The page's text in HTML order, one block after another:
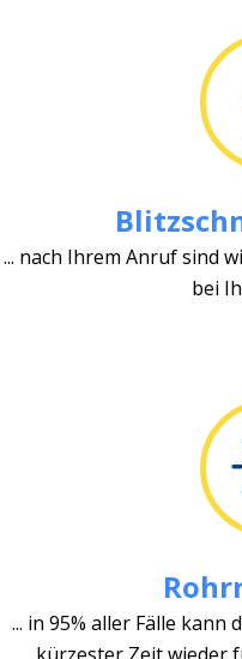
... nach Ihrem Anruf sind
bei
... in 95% aller Fälle